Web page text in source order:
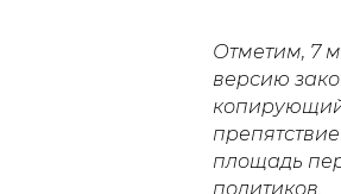
Отметим, 7
версию
копирующий
площадь
политиков.